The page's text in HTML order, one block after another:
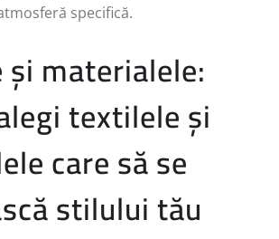
specifică.
materialele:
textilele și
care să se
stilului tău